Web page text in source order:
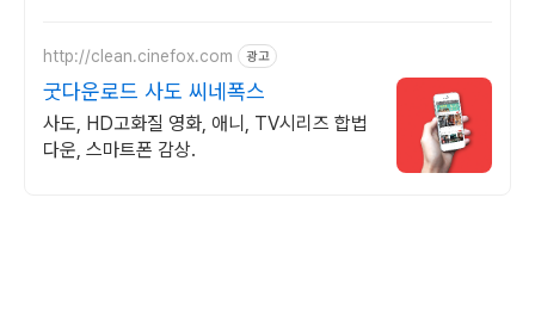
http://clean.cinefox.com 광고
굿다운로드 사도 씨네폭스
사도, HD고화질 영화, 애니, TV시리즈 합법
다운, 스마트폰 감상.